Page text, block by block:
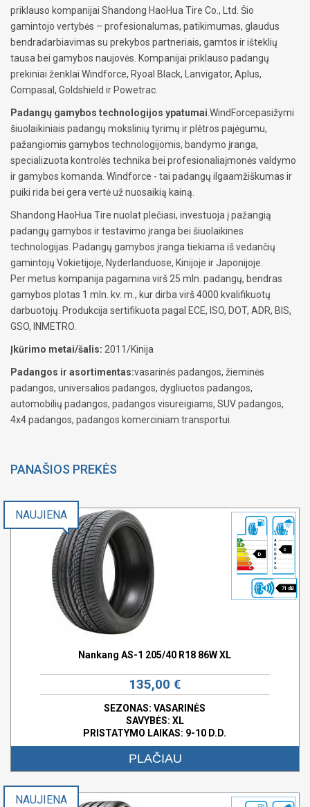
priklauso kompanijai Shandong HaoHua Tire Co., Ltd. Šio
gamintojo vertybės – profesionalumas, patikimumas, glaudus
bendradarbiavimas su prekybos partneriais, gamtos ir išteklių
tausa bei gamybos naujovės. Kompanijai priklauso padangų
prekiniai ženklai Windforce, Ryoal Black, Lanvigator, Aplus,
Compasal, Goldshield ir Powetrac.
Padangų gamybos technologijos ypatumai .WindForcepasižymi
šiuolaikiniais padangų mokslinių tyrimų ir plėtros pajėgumu,
pažangiomis gamybos technologijomis, bandymo įranga,
specializuota kontrolės technika bei profesionaliaįmonės valdymo
ir gamybos komanda. Windforce - tai padangų ilgaamžiškumas ir
puiki rida bei gera vertė už nuosaikią kainą.
Shandong HaoHua Tire nuolat plečiasi, investuoja į pažangią
padangų gamybos ir testavimo įranga bei šiuolaikines
technologijas. Padangų gamybos įranga tiekiama iš vedančių
gamintojų Vokietijoje, Nyderlanduose, Kinijoje ir Japonijoje.
Per metus kompanija pagamina virš 25 mln. padangų, bendras
gamybos plotas 1 mln. kv. m., kur dirba virš 4000 kvalifikuotų
darbuotojų. Produkcija sertifikuota pagal ECE, ISO, DOT, ADR, BIS,
GSO, INMETRO.
Įkūrimo metai/šalis: 2011/Kinija
Padangos ir asortimentas:vasarinės padangos, žieminės
padangos, universalios padangos, dygliuotos padangos,
automobilių padangos, padangos visureigiams, SUV padangos,
4x4 padangos, padangos komerciniam transportui.
PANAŠIOS PREKĖS
D
c
71 dB
NAUJIENA
Nankang AS-1 205/40 R18 86W XL
135,00 €
SEZONAS: VASARINĖS
SAVYBĖS: XL
PRISTATYMO LAIKAS: 9-10 D.D.
PLAČIAU
NAUJIENA